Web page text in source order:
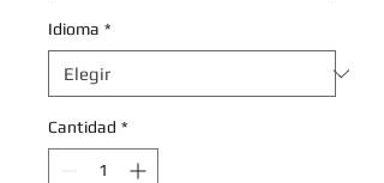
Idioma *
Cantidad *